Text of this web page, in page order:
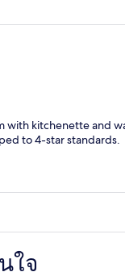
with kitchenette and
to 4-star standards.
ใจ